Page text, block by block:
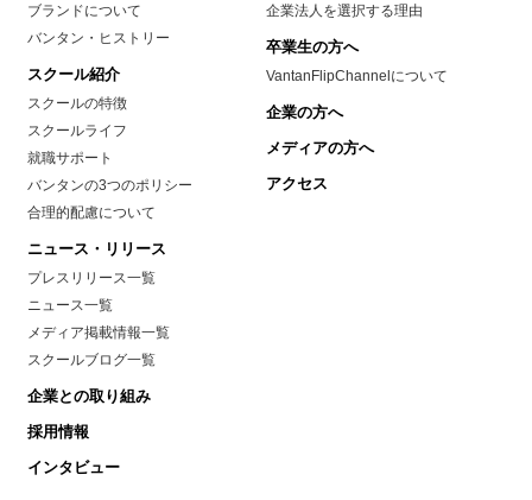
ブランドについて
バンタン・ヒストリー
スクール紹介
スクールの特徴
スクールライフ
就職サポート
バンタンの3つのポリシー
合理的配慮について
ニュース・リリース
プレスリリース一覧
ニュース一覧
メディア掲載情報一覧
スクールブログ一覧
企業との取り組み
採用情報
インタビュー
企業法人を選択する理由
卒業生の方へ
VantanFlipChannelについて
企業の方へ
メディアの方へ
アクセス